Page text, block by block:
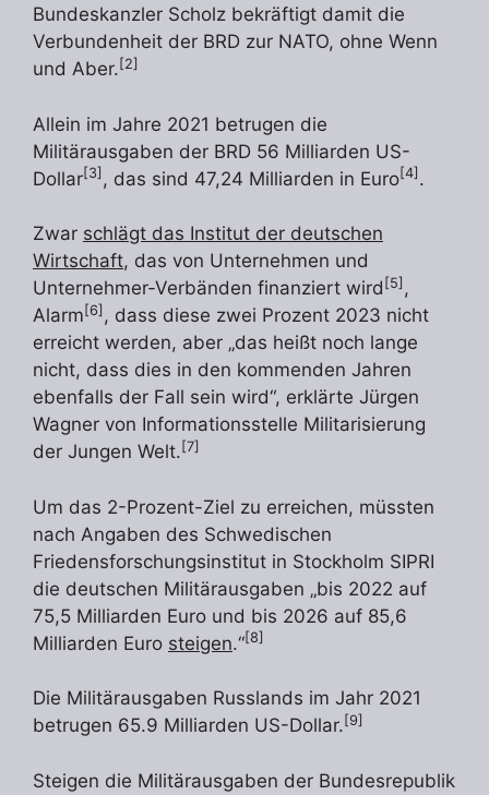
Bundeskanzler Scholz bekräftigt damit die
Verbundenheit der BRD zur NATO, ohne Wenn
und Aber.[2]
Allein im Jahre 2021 betrugen die
Militärausgaben der BRD 56 Milliarden US-
Dollar[3] , das sind 47,24 Milliarden in Euro[4] .
Zwar schlägt das Institut der deutschen
Wirtschaft, das von Unternehmen und
Unternehmer-Verbänden finanziert wird [5] ,
Alarm[6] , dass diese zwei Prozent 2023 nicht
erreicht werden, aber „das heißt noch lange
nicht, dass dies in den kommenden Jahren
ebenfalls der Fall sein wird“, erklärte Jürgen
Wagner von Informationsstelle Militarisierung
der Jungen Welt.[7]
Um das 2-Prozent-Ziel zu erreichen, müssten
nach Angaben des Schwedischen
Friedensforschungsinstitut in Stockholm SIPRI
die deutschen Militärausgaben „bis 2022 auf
75,5 Milliarden Euro und bis 2026 auf 85,6
Milliarden Euro steigen.“[8]
Die Militärausgaben Russlands im Jahr 2021
betrugen 65.9 Milliarden US-Dollar.[9]
Steigen die Militärausgaben der Bundesrepublik